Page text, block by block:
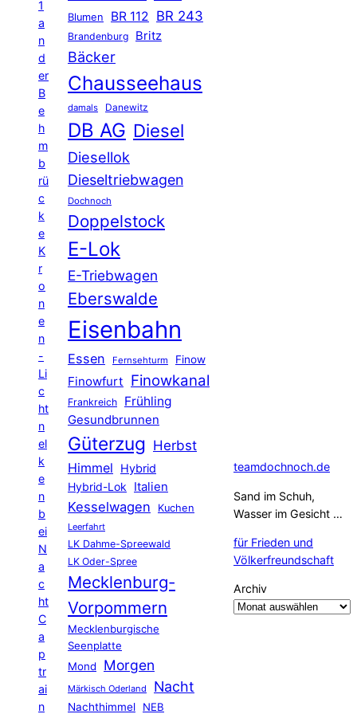
1
a
n
d
er
B
e
h
m
b
rü
c
k
e
K
r
o
n
e
n
-
Li
c
ht
n
el
k
e
n
b
ei
N
a
c
ht
C
a
p
tr
ai
n
Blumen BR 112 BR 243
Brandenburg Britz
Bäcker
Chausseehaus
damals Danewitz
DB AG Diesel
Diesellok
Dieseltriebwagen
Dochnoch
Doppelstock
E-Lok
E-Triebwagen
Eberswalde
Eisenbahn
Essen Fernsehturm Finow
Finowfurt Finowkanal
Frankreich Frühling
Gesundbrunnen
Güterzug Herbst
Himmel
Hybrid
Hybrid-Lok Italien
Kesselwagen Kuchen
Leerfahrt
LK Dahme-Spreewald
LK Oder-Spree
Mecklenburg-
Vorpommern
Mecklenburgische
Seenplatte
Mond
Morgen
Märkisch Oderland Nacht
Nachthimmel NEB
teamdochnoch.de
Sand im Schuh,
Wasser im Gesicht …
für Frieden und
Völkerfreundschaft
Archiv